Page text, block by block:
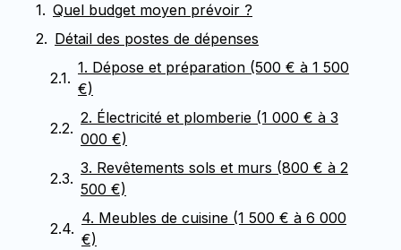
Quel budget moyen prévoir ?
Détail des postes de dépenses
1. Dépose et préparation (500 € à 1 500
€)
2. Électricité et plomberie (1 000 € à 3
000 €)
3. Revêtements sols et murs (800 € à 2
500 €)
4. Meubles de cuisine (1 500 € à 6 000
€)